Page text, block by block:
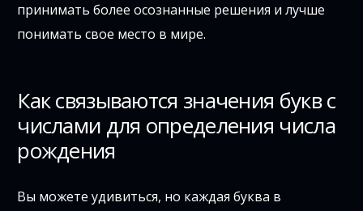
принимать более осознанные решения и лучше
понимать свое место в мире.
Как связываются значения букв с
числами для определения числа
рождения
Вы можете удивиться, но каждая буква в